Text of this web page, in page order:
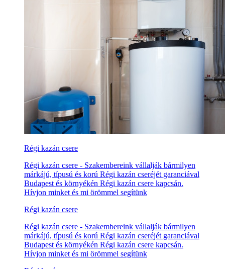
Régi kazán csere
Régi kazán csere - Szakembereink vállalják bármilyen
márkájú, típusú és korú Régi kazán cseréjét garanciával
Budapest és környékén Régi kazán csere kapcsán.
Hívjon minket és mi örömmel segítünk
Régi kazán csere
Régi kazán csere - Szakembereink vállalják bármilyen
márkájú, típusú és korú Régi kazán cseréjét garanciával
Budapest és környékén Régi kazán csere kapcsán.
Hívjon minket és mi örömmel segítünk